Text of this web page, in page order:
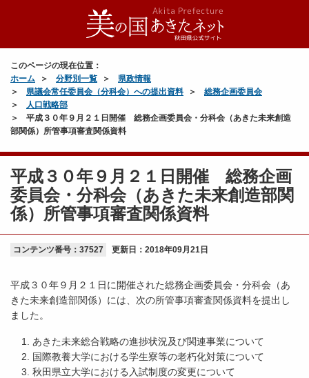
このページの現在位置：
ホーム
分野別一覧
県政情報
県議会常任委員会（分科会）への提出資料
総務企画委員会
人口戦略部
平成３０年９月２１日開催 総務企画委員会・分科会（あきた未来創造
部関係）所管事項審査関係資料
平成３０年９月２１日開催 総務企画
委員会・分科会（あきた未来創造部関
係）所管事項審査関係資料
コンテンツ番号：37527 更新日： 2018年09月21日
平成３０年９月２１日に開催された総務企画委員会・分科会（あ
きた未来創造部関係）には、次の所管事項審査関係資料を提出し
ました。
あきた未来総合戦略の進捗状況及び関連事業について
国際教養大学における学生寮等の老朽化対策について
秋田県立大学における入試制度の変更について